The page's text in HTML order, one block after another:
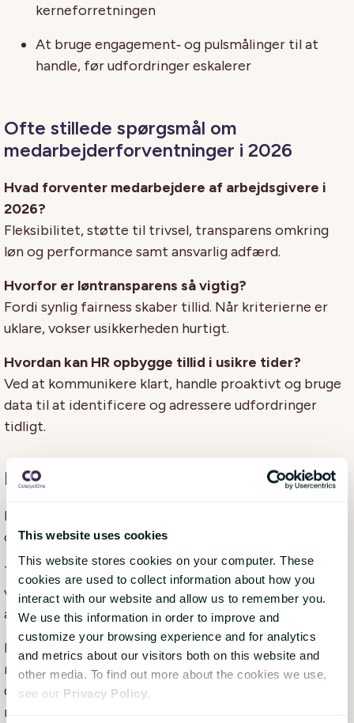
This website uses cookies
This website stores cookies on your computer. These
cookies are used to collect information about how you
interact with our website and allow us to remember you.
We use this information in order to improve and
customize your browsing experience and for analytics
and metrics about our visitors both on this website and
other media. To find out more about the cookies we use,
see our Privacy Policy
kerneforretningen
At bruge engagement‑ og pulsmålinger til at
handle, før udfordringer eskalerer
Ofte stillede spørgsmål om
medarbejderforventninger i 2026
Hvad forventer medarbejdere af arbejdsgivere i
2026?
Fleksibilitet, støtte til trivsel, transparens omkring
løn og performance samt ansvarlig adfærd.
Hvorfor er løntransparens så vigtig?
Fordi synlig fairness skaber tillid. Når kriterierne er
uklare, vokser usikkerheden hurtigt.
Hvordan kan HR opbygge tillid i usikre tider?
Ved at kommunikere klart, handle proaktivt og bruge
data til at identificere og adressere udfordringer
tidligt.
Konklusion
I 2026 bliver tillid en afgørende faktor for nordiske
organisationer.
Tillid bygges ikke gennem intentioner alene. Den
vokser gennem transparens, synlig fairness, etisk
adfærd og rettidig handling.
HR har en central rolle i at forme disse rammer. I takt
med at forventningerne stiger, vil de organisationer,
der reagerer hurtigt og proaktivt, styrke deres
robusthed. Dem, der venter, risikerer at miste